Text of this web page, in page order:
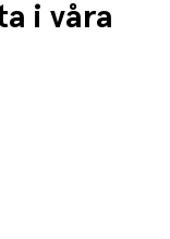
i våra